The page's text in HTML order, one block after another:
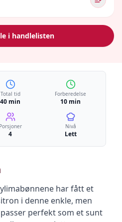
i handlelisten
Total tid
40 min
Forberedelse
10 min
Porsjoner
4
Nivå
Lett
har fått et
i denne enkle, men
perfekt som et sunt